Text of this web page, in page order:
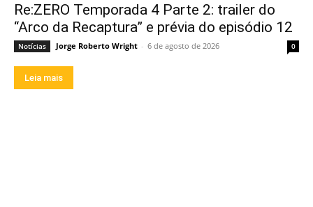
Re:ZERO Temporada 4 Parte 2: trailer do
“Arco da Recaptura” e prévia do episódio 12
Notícias Jorge Roberto Wright - 6 de agosto de 2026 0
Leia mais